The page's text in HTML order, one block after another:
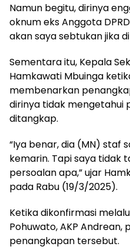
Namun begitu, dirinya
oknum eks Anggota
akan saya sebtukan jika
Sementara itu, Kepala
Hamkawati Mbuinga
membenarkan
dirinya tidak mengetahui
ditangkap.
“Iya benar, dia (MN) staf
kemarin. Tapi saya tidak
persoalan apa,” ujar
pada Rabu (19/3/2025).
Ketika dikonfirmasi
Pohuwato, AKP
penangkapan tersebut.